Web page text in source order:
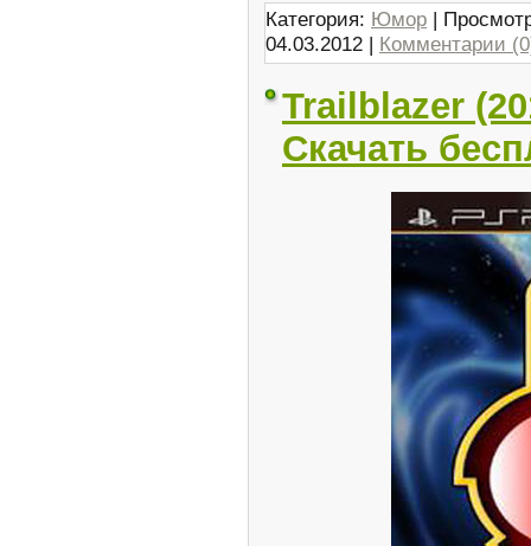
Категория: Юмор |
04.03.2012 | Комментарии
Trailblazer
Скачать